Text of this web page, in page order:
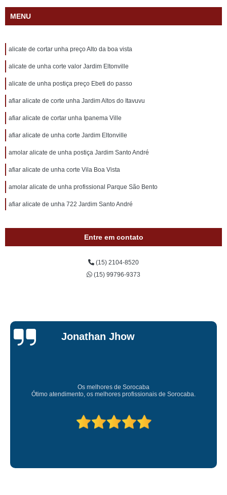
MENU
alicate de cortar unha preço Alto da boa vista
alicate de unha corte valor Jardim Eltonville
alicate de unha postiça preço Ebeti do passo
afiar alicate de corte unha Jardim Altos do Itavuvu
afiar alicate de cortar unha Ipanema Ville
afiar alicate de unha corte Jardim Eltonville
amolar alicate de unha postiça Jardim Santo André
afiar alicate de unha corte Vila Boa Vista
amolar alicate de unha profissional Parque São Bento
afiar alicate de unha 722 Jardim Santo André
Entre em contato
(15) 2104-8520
(15) 99796-9373
Jessica
Carvalho
Super recomendo!
Amei o atendimento. Preco super bom. Superou minhas expectativas.
Deixou o meu bem super arrumadinhooo recomendo!